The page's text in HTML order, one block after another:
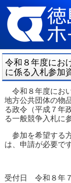
令和８年度にお
に係る入札参加
令和８年度にお
地方公共団体の物
る政令（平成７年
る一般競争入札に
参加を希望する
は、申請が必要です
受付日 令和８年